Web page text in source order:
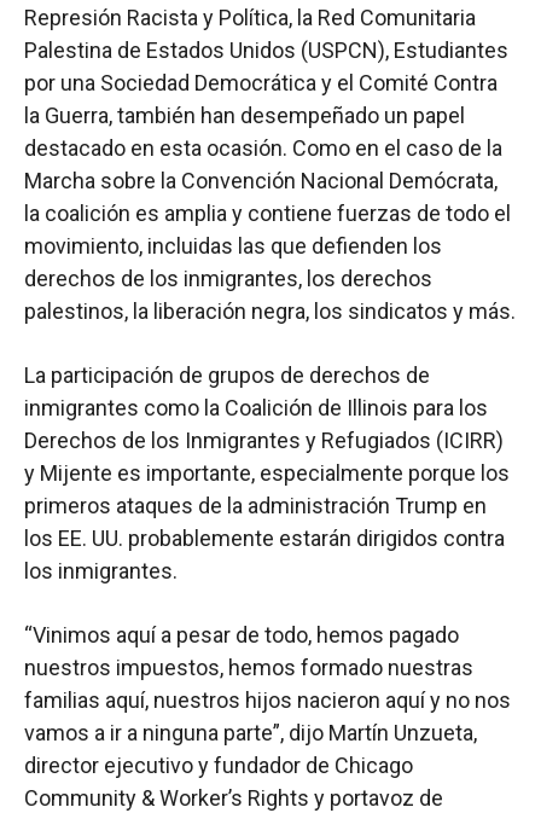
Represión Racista y Política, la Red Comunitaria
Palestina de Estados Unidos (USPCN), Estudiantes
por una Sociedad Democrática y el Comité Contra
la Guerra, también han desempeñado un papel
destacado en esta ocasión. Como en el caso de la
Marcha sobre la Convención Nacional Demócrata,
la coalición es amplia y contiene fuerzas de todo el
movimiento, incluidas las que defienden los
derechos de los inmigrantes, los derechos
palestinos, la liberación negra, los sindicatos y más.
La participación de grupos de derechos de
inmigrantes como la Coalición de Illinois para los
Derechos de los Inmigrantes y Refugiados (ICIRR)
y Mijente es importante, especialmente porque los
primeros ataques de la administración Trump en
los EE. UU. probablemente estarán dirigidos contra
los inmigrantes.
“Vinimos aquí a pesar de todo, hemos pagado
nuestros impuestos, hemos formado nuestras
familias aquí, nuestros hijos nacieron aquí y no nos
vamos a ir a ninguna parte”, dijo Martín Unzueta,
director ejecutivo y fundador de Chicago
Community & Worker’s Rights y portavoz de